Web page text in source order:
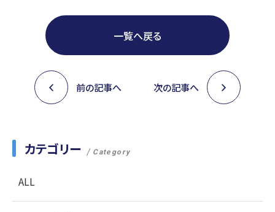
一覧へ戻る
前の記事へ 次の記事へ
カテゴリー Category
ALL